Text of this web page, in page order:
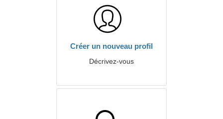
Créer un nouveau profil
Décrivez-vous